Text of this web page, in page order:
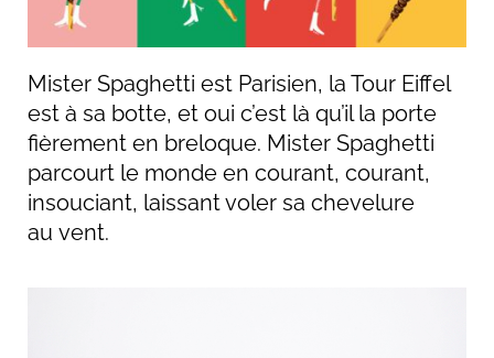
Mister Spaghetti est Parisien, la Tour Eiffel
est à sa botte, et oui c’est là qu’il la porte
fièrement en breloque. Mister Spaghetti
parcourt le monde en courant, courant,
insouciant, laissant voler sa chevelure
au vent.